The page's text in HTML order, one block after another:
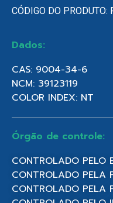
CÓDIGO DO
Dados:
CAS: 9004-34-6
NCM: 39123119
COLOR INDEX: NT
Órgão de controle:
CONTROLADO PELO
CONTROLADO PELA
CONTROLADO PELA